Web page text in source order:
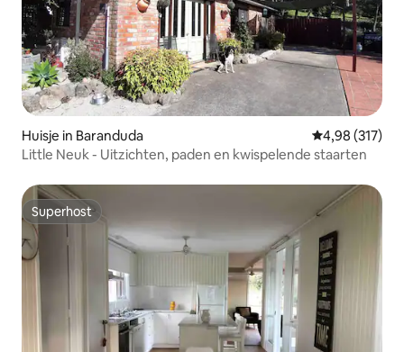
Huisje in Baranduda Gemiddelde
4,98 (317)
Little Neuk - Uitzichten, paden en kwispelende staarten
Superhost
Superhost